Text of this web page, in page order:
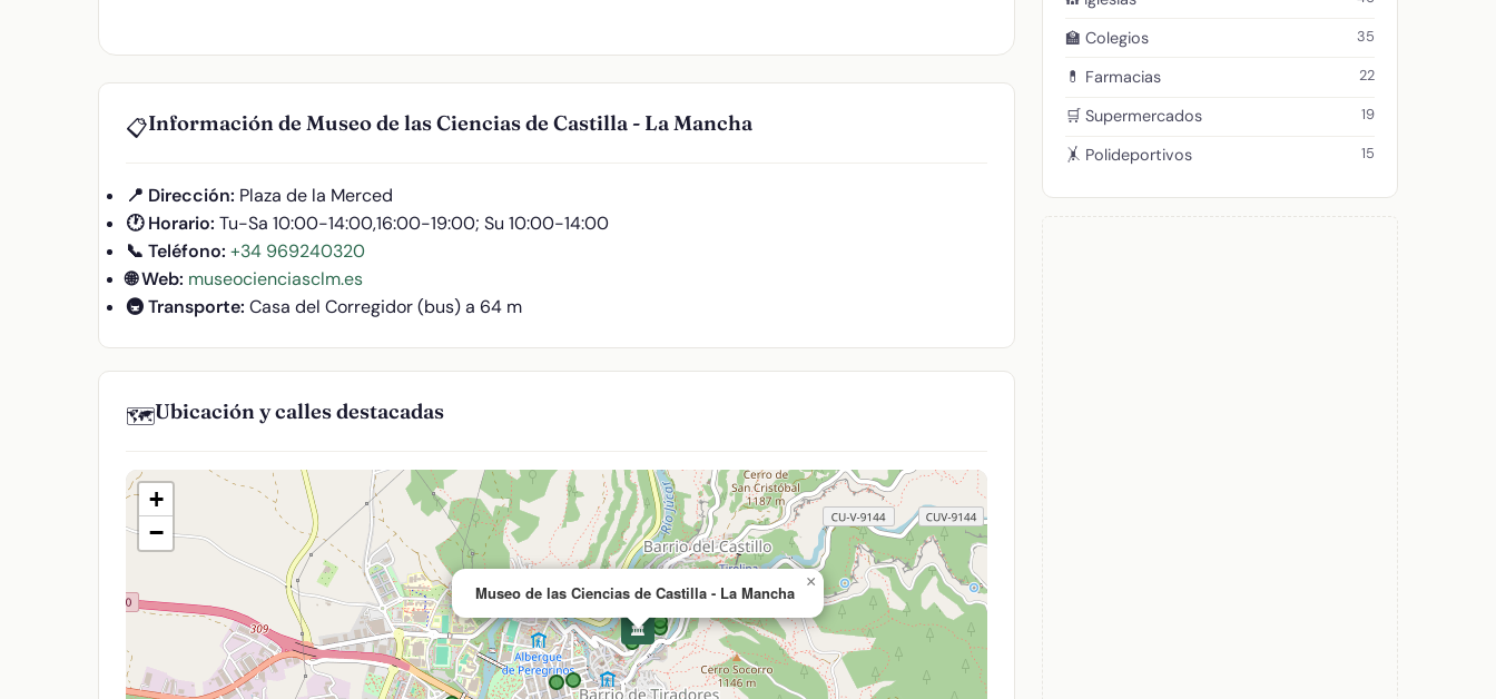
📋Información de Museo de las Ciencias de Castilla - La Mancha
📍 Dirección: Plaza de la Merced
🕐 Horario: Tu-Sa 10:00-14:00,16:00-19:00; Su 10:00-14:00
📞 Teléfono: +34 969240320
🌐 Web: museocienciasclm.es
🚇 Transporte: Casa del Corregidor (bus) a 64 m
🗺️Ubicación y calles destacadas
🏛️
Museo de las Ciencias de Castilla - La Mancha
×
+
−
🏫 Colegios 35
💊 Farmacias 22
🛒 Supermercados 19
🤸 Polideportivos 15